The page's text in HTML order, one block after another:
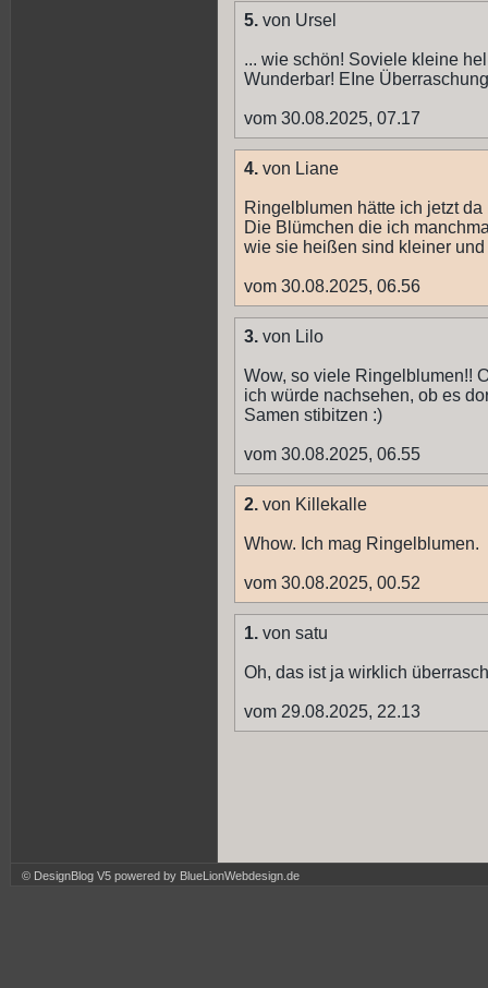
5. von Ursel
... wie schön! Soviele kleine
Wunderbar! EIne
vom 30.08.2025, 07.17
4. von Liane
Ringelblumen hätte ich jetzt da
Die Blümchen die ich
wie sie heißen sind kleiner
vom 30.08.2025, 06.56
3. von Lilo
Wow, so viele Ringelblumen!!
ich würde nachsehen, ob es
Samen stibitzen :)
vom 30.08.2025, 06.55
2. von Killekalle
Whow. Ich mag Ringelblumen.
vom 30.08.2025, 00.52
1. von satu
Oh, das ist ja wirklich
vom 29.08.2025, 22.13
© DesignBlog V5 powered by BlueLionWebdesign.de